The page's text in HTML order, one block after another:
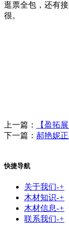
逛票全包，还有
很。
上一篇：
【盈拓
下一篇： 郝艳妮
快捷导航
关于我们-+
木材知识-+
木材信息-+
联系我们-+